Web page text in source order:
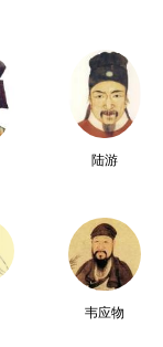
陆游
韦应物